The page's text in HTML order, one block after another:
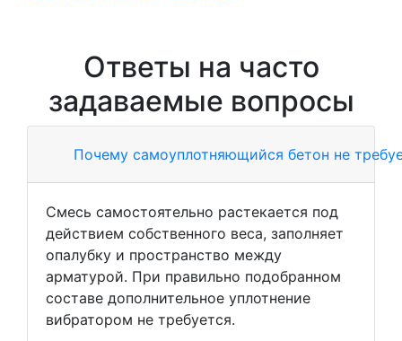
Ответы на часто
задаваемые вопросы
Почему самоуплотняющийся бетон не
Смесь самостоятельно растекается под
действием собственного веса, заполняет
опалубку и пространство между
арматурой. При правильно подобранном
составе дополнительное уплотнение
вибратором не требуется.